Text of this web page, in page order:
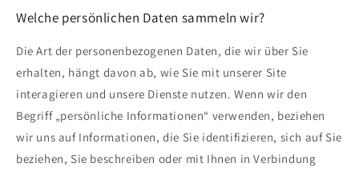
Welche persönlichen Daten sammeln wir?
Die Art der personenbezogenen Daten, die wir über Sie
erhalten, hängt davon ab, wie Sie mit unserer Site
interagieren und unsere Dienste nutzen. Wenn wir den
Begriff „persönliche Informationen“ verwenden, beziehen
wir uns auf Informationen, die Sie identifizieren, sich auf Sie
beziehen, Sie beschreiben oder mit Ihnen in Verbindung